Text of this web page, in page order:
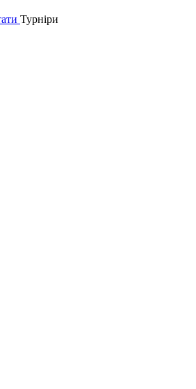
Турніри